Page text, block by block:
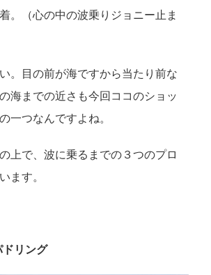
。（心の中の波乗りジョニー止ま
。目の前が海ですから当たり前な
海までの近さも今回ココのショッ
一つなんですよね。
上で、波に乗るまでの３つのプロ
ます。
リング